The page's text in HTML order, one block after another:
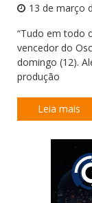
13 de março
“Tudo em todo
vencedor do
domingo (12).
produção
Leia mais